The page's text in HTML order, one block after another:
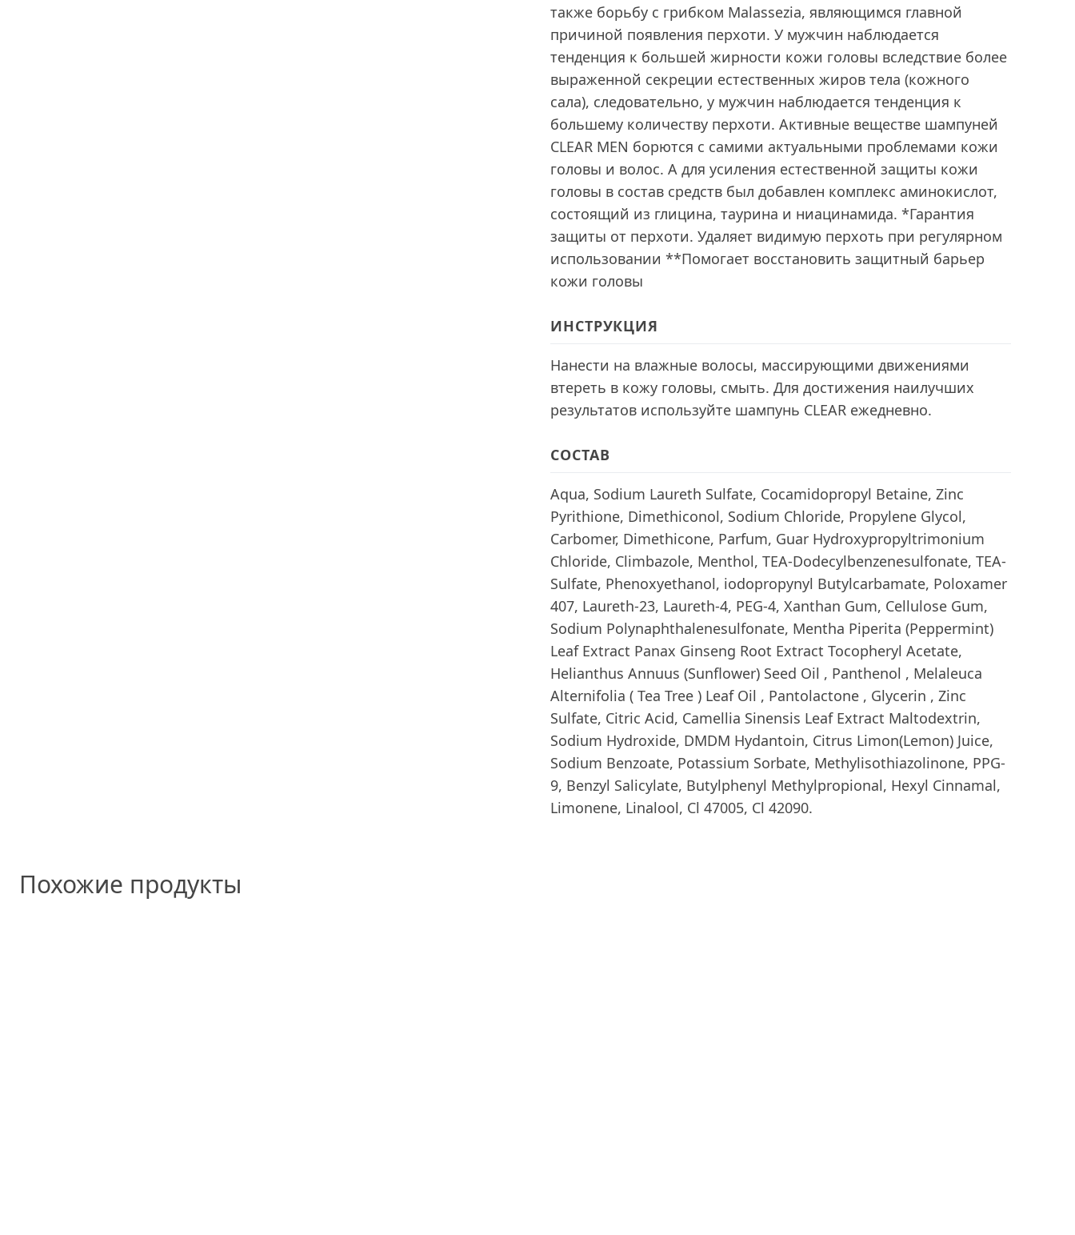
также борьбу с грибком Malassezia, являющимся главной
причиной появления перхоти. У мужчин наблюдается
тенденция к большей жирности кожи головы вследствие более
выраженной секреции естественных жиров тела (кожного
сала), следовательно, у мужчин наблюдается тенденция к
большему количеству перхоти. Активные веществе шампуней
СLEAR MEN борются с самими актуальными проблемами кожи
головы и волос. А для усиления естественной защиты кожи
головы в состав средств был добавлен комплекс аминокислот,
состоящий из глицина, таурина и ниацинамида. *Гарантия
защиты от перхоти. Удаляет видимую перхоть при регулярном
использовании **Помогает восстановить защитный барьер
кожи головы
ИНСТРУКЦИЯ
Нанести на влажные волосы, массирующими движениями
втереть в кожу головы, смыть. Для достижения наилучших
результатов используйте шампунь CLEAR ежедневно.
СОСТАВ
Aqua, Sodium Laureth Sulfate, Cocamidopropyl Betaine, Zinc
Pyrithione, Dimethiconol, Sodium Chloride, Propylene Glycol,
Carbomer, Dimethicone, Parfum, Guar Hydroxypropyltrimonium
Chloride, Climbazole, Menthol, TEA-Dodecylbenzenesulfonate, TEA-
Sulfate, Phenoxyethanol, iodopropynyl Butylcarbamate, Poloxamer
407, Laureth-23, Laureth-4, PEG-4, Xanthan Gum, Cellulose Gum,
Sodium Polynaphthalenesulfonate, Mentha Piperita (Peppermint)
Leaf Extract Panax Ginseng Root Extract Tocopheryl Acetate,
Helianthus Annuus (Sunflower) Seed Oil , Panthenol , Melaleuca
Alternifolia ( Tea Tree ) Leaf Oil , Pantolactone , Glycerin , Zinc
Sulfate, Citric Acid, Camellia Sinensis Leaf Extract Maltodextrin,
Sodium Hydroxide, DMDM Hydantoin, Citrus Limon(Lemon) Juice,
Sodium Benzoate, Potassium Sorbate, Methylisothiazolinone, PPG-
9, Benzyl Salicylate, Butylphenyl Methylpropional, Hexyl Cinnamal,
Limonene, Linalool, Cl 47005, Cl 42090.
Похожие продукты